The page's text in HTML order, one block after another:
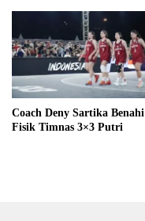
Coach Deny Sartika Benahi
Fisik Timnas 3×3 Putri